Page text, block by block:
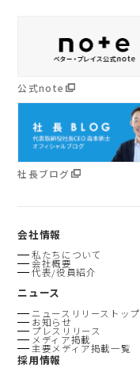
公式note
社長ブログ
会社情報
私たちについて
会社概要
代表/役員紹介
ニュース
ニュースリリーストップ
お知らせ
プレスリリース
メディア掲載
主要メディア掲載一覧
採用情報